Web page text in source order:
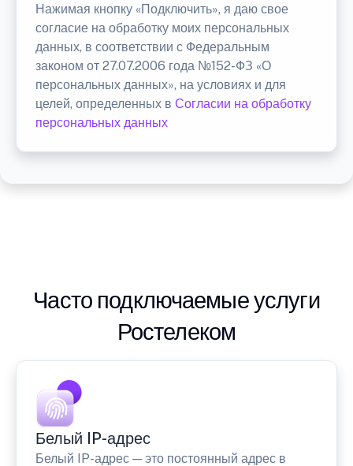
Нажимая кнопку «Подключить», я даю свое
согласие на обработку моих персональных
данных, в соответствии с Федеральным
законом от 27.07.2006 года №152-ФЗ «О
персональных данных», на условиях и для
целей, определенных в Согласии на обработку
персональных данных
Часто подключаемые услуги
Ростелеком
Белый IP-адрес
Белый IP-адрес — это постоянный адрес в